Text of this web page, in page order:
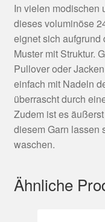
In vielen modischen
dieses voluminöse
eignet sich
Muster mit Struktur.
Pullover oder
einfach mit Nadeln
überrascht durch
Zudem ist es
diesem Garn lassen
waschen.
Ähnliche